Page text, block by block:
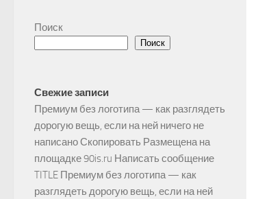
Поиск
Поиск
Свежие записи
Премиум без логотипа — как разглядеть
дорогую вещь, если на ней ничего не
написано Скопировать Размещена на
площадке 90is.ru Написать сообщение
TITLE Премиум без логотипа — как
разглядеть дорогую вещь, если на ней